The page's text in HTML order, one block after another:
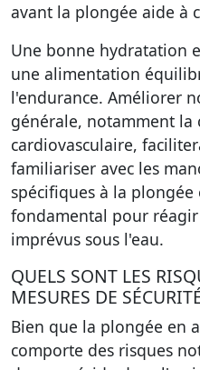
avant la plongée aide à
Une bonne hydratation
une alimentation
l'endurance. Améliorer
générale, notamment la
cardiovasculaire,
familiariser avec les
spécifiques à la
fondamental pour
imprévus sous l'eau.
QUELS SONT LES
MESURES DE
Bien que la plongée en
comporte des risques